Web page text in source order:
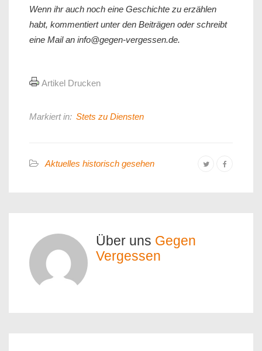
Wenn ihr auch noch eine Geschichte zu erzählen
habt, kommentiert unter den Beiträgen oder schreibt
eine Mail an info@gegen-vergessen.de.
Artikel Drucken
Markiert in: Stets zu Diensten
Aktuelles historisch gesehen
Über uns Gegen
Vergessen